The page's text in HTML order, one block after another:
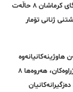
نامووس لەم پارێزگایەدا تۆمارکراوە. پارێزگای لە پارێزگای کرماشان ٨ حاڵەت
هەر کام ٧ حاڵەت کوشتنی ژنانی تۆمار
هاوژینەکانیانەوە
کوژران کە دەکاتە ٤٩ حاڵەت واتە ٤٧٪ کۆی گشتی کوژراوەکان، هەروەها ٨
٥ کەس لەلایەن دەزگیرانەکانیان